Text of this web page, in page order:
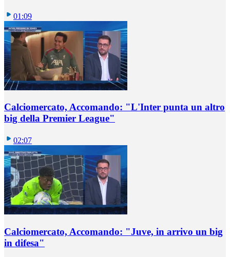
01:09
Calciomercato, Accomando: "L'Inter punta un altro
big della Premier League"
02:07
Calciomercato, Accomando: "Juve, in arrivo un big
in difesa"